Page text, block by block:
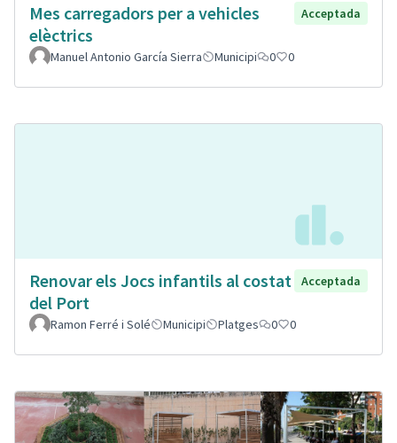
Mes carregadors per a vehicles
elèctrics
Acceptada
Manuel Antonio García Sierra Municipi 0 0
Renovar els Jocs infantils al costat
del Port
Acceptada
Ramon Ferré i Solé Municipi Platges 0 0